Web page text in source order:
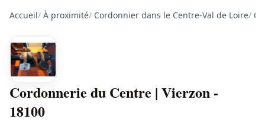
Accueil/ À proximité/ Cordonnier dans le Centre-Val de Loire/
Cordonnerie du Centre | Vierzon -
18100